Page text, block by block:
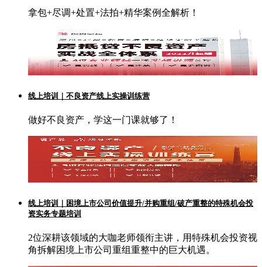
拿包+尽调+处置+法拍+精华案例全解析！
线上培训｜不良资产线上实操训练营
做好不良资产，学这一门课就够了！
线上培训｜困境上市公司价值提升/并购重组/破产重整的特殊机会投
资实务专题培训
2位深耕该领域的大咖老师领衔主讲，用特殊机会投资视
角拆解困境上市公司重组重整中的巨大机遇。